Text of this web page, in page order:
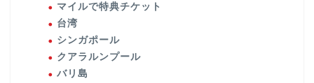
マイルで特典チケット
台湾
シンガポール
クアラルンプール
バリ島